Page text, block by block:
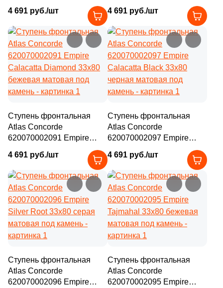
Statuario 33x80 бежевая
матовая под камень
4 691 руб./шт
Arabescato 33x80 бежевая
матовая под камень
4 691 руб./шт
Ступень фронтальная
Atlas Concorde
620070002091 Empire
Calacatta Diamond 33x80
бежевая матовая под
камень
4 691 руб./шт
Ступень фронтальная
Atlas Concorde
620070002097 Empire
черная матовая под
камень
4 691 руб./шт
Ступень фронтальная
Atlas Concorde
620070002096 Empire
Ступень фронтальная
Atlas Concorde
620070002095 Empire